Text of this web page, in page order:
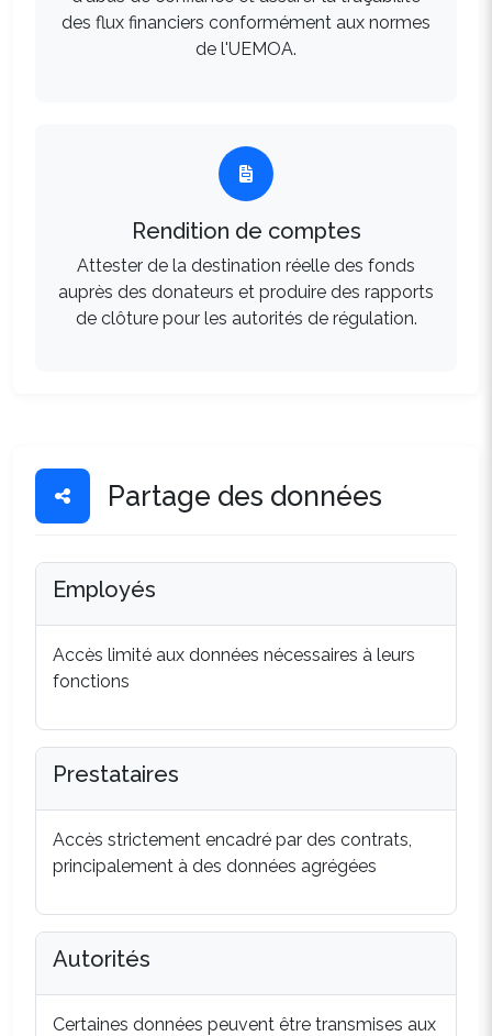
des flux financiers conformément aux normes
de l'UEMOA.
Rendition de comptes
Attester de la destination réelle des fonds
auprès des donateurs et produire des rapports
de clôture pour les autorités de régulation.
Partage des données
Employés
Accès limité aux données nécessaires à leurs
fonctions
Prestataires
Accès strictement encadré par des contrats,
principalement à des données agrégées
Autorités
Certaines données peuvent être transmises aux